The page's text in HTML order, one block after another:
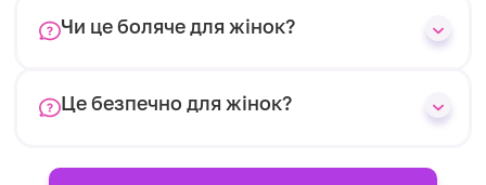
Чи це боляче для жінок?
Це безпечно для жінок?